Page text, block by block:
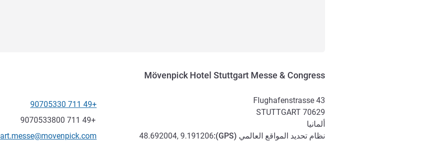
Mövenpick Hotel Stuttgart Messe & Congress
Flughafenstrasse 43
70629
STUTTGART
ألمانيا
نظام تحديد المواقع العالمي (GPS
):
48.692004, 9.191206
الهاتف
+49 711 90705330
فاكس
+49 711 9070533800
تواصل معنا عبر البريد